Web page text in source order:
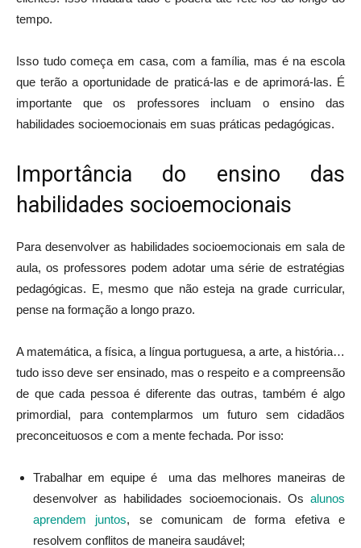
tempo.
Isso tudo começa em casa, com a família, mas é na escola
que terão a oportunidade de praticá-las e de aprimorá-las. É
importante que os professores incluam o ensino das
habilidades socioemocionais em suas práticas pedagógicas.
Importância do ensino das
habilidades socioemocionais
Para desenvolver as habilidades socioemocionais em sala de
aula, os professores podem adotar uma série de estratégias
pedagógicas. E, mesmo que não esteja na grade curricular,
pense na formação a longo prazo.
A matemática, a física, a língua portuguesa, a arte, a história…
tudo isso deve ser ensinado, mas o respeito e a compreensão
de que cada pessoa é diferente das outras, também é algo
primordial, para contemplarmos um futuro sem cidadãos
preconceituosos e com a mente fechada. Por isso:
Trabalhar em equipe é uma das melhores maneiras de
desenvolver as habilidades socioemocionais. Os alunos
aprendem juntos, se comunicam de forma efetiva e
resolvem conflitos de maneira saudável;